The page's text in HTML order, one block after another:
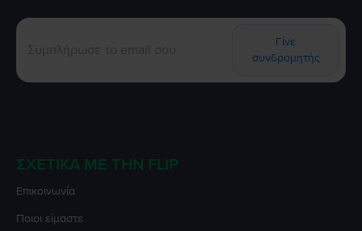
Γίνε
συνδρομητής
ΣΧΕΤΙΚΆ ΜΕ ΤΗΝ FLIP
Επικοινωνία
Ποιοι είμαστε